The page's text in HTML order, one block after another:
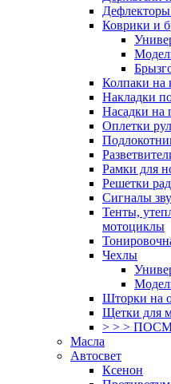
Коврики и
Колпаки на
Накладки
Насадки на
Оплетки
Рамки для
Решетки
Сигналы
Тенты,
мотоциклы
Чехлы
Шторки на
Щетки для
> > >
Масла
Автосвет
Ксенон